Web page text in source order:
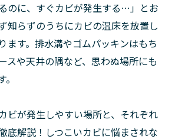
のに、すぐカビが発生する…」とお
知らずのうちにカビの温床を放置し
ます。排水溝やゴムパッキンはもち
スや天井の隅など、思わぬ場所にも
ビが発生しやすい場所と、それぞれ
底解説！しつこいカビに悩まされな